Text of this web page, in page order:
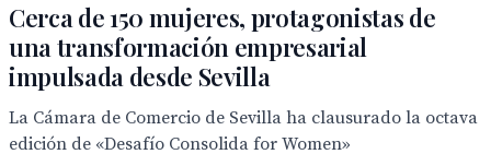
Cerca de 150 mujeres, protagonistas de
una transformación empresarial
impulsada desde Sevilla
La Cámara de Comercio de Sevilla ha clausurado la octava
edición de «Desafío Consolida for Women»